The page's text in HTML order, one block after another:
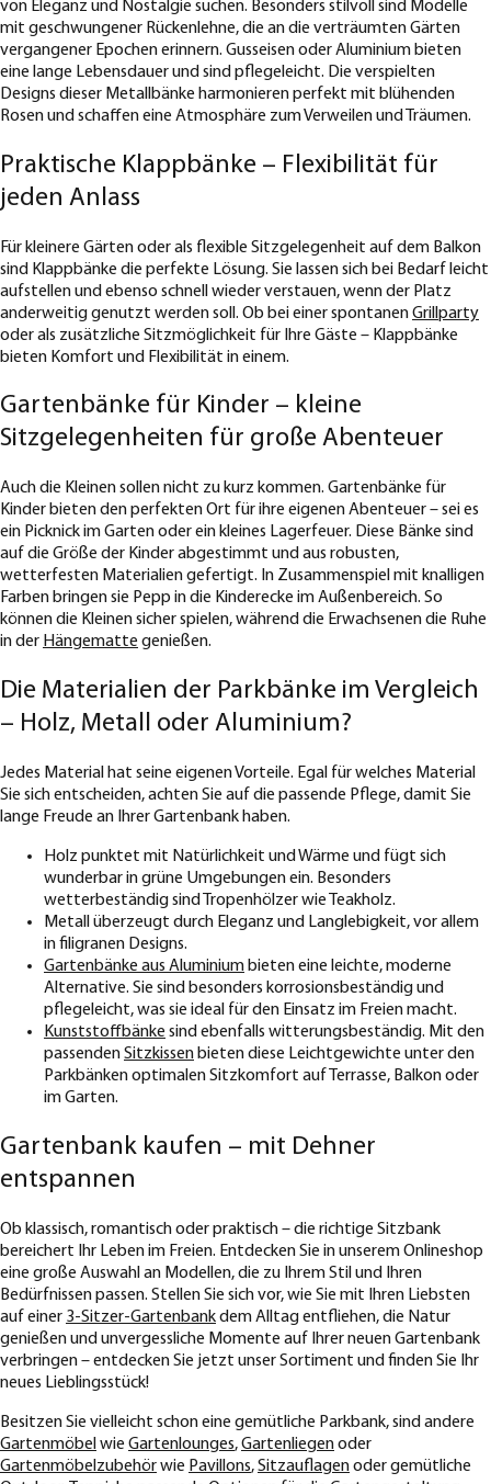
von Eleganz und Nostalgie suchen. Besonders stilvoll sind Modelle
mit geschwungener Rückenlehne, die an die verträumten Gärten
vergangener Epochen erinnern. Gusseisen oder Aluminium bieten
eine lange Lebensdauer und sind pflegeleicht. Die verspielten
Designs dieser Metallbänke harmonieren perfekt mit blühenden
Rosen und schaffen eine Atmosphäre zum Verweilen und Träumen.
Praktische Klappbänke – Flexibilität für
jeden Anlass
Für kleinere Gärten oder als flexible Sitzgelegenheit auf dem Balkon
sind Klappbänke die perfekte Lösung. Sie lassen sich bei Bedarf leicht
aufstellen und ebenso schnell wieder verstauen, wenn der Platz
anderweitig genutzt werden soll. Ob bei einer spontanenGrillparty
oder als zusätzliche Sitzmöglichkeit für Ihre Gäste – Klappbänke
bieten Komfort und Flexibilität in einem.
Gartenbänke für Kinder – kleine
Sitzgelegenheiten für große Abenteuer
Auch die Kleinen sollen nicht zu kurz kommen. Gartenbänke für
Kinder bieten den perfekten Ort für ihre eigenen Abenteuer – sei es
ein Picknick im Garten oder ein kleines Lagerfeuer. Diese Bänke sind
auf die Größe der Kinder abgestimmt und aus robusten,
wetterfesten Materialien gefertigt. In Zusammenspiel mit knalligen
Farben bringen sie Pepp in die Kinderecke im Außenbereich. So
können die Kleinen sicher spielen, während die Erwachsenen die Ruhe
in der Hängematte genießen.
Die Materialien der Parkbänke im Vergleich
– Holz, Metall oder Aluminium?
Jedes Material hat seine eigenen Vorteile. Egal für welches Material
Sie sich entscheiden, achten Sie auf die passende Pflege, damit Sie
lange Freude an Ihrer Gartenbank haben.
Holz punktet mit Natürlichkeit und Wärme und fügt sich
wunderbar in grüne Umgebungen ein. Besonders
wetterbeständig sind Tropenhölzer wie Teakholz.
Metall überzeugt durch Eleganz und Langlebigkeit, vor allem
in filigranen Designs.
Gartenbänke aus Aluminium bieten eine leichte, moderne
Alternative. Sie sind besonders korrosionsbeständig und
pflegeleicht, was sie ideal für den Einsatz im Freien macht.
Kunststoffbänke sind ebenfalls witterungsbeständig. Mit den
passendenSitzkissen bieten diese Leichtgewichte unter den
Parkbänken optimalen Sitzkomfort auf Terrasse, Balkon oder
im Garten.
Gartenbank kaufen – mit Dehner
entspannen
Ob klassisch, romantisch oder praktisch – die richtige Sitzbank
bereichert Ihr Leben im Freien. Entdecken Sie in unserem Onlineshop
eine große Auswahl an Modellen, die zu Ihrem Stil und Ihren
Bedürfnissen passen. Stellen Sie sich vor, wie Sie mit Ihren Liebsten
auf einer 3-Sitzer-Gartenbankdem Alltag entfliehen, die Natur
genießen und unvergessliche Momente auf Ihrer neuen Gartenbank
verbringen – entdecken Sie jetzt unser Sortiment und finden Sie Ihr
neues Lieblingsstück!
Besitzen Sie vielleicht schon eine gemütliche Parkbank, sind andere
Gartenmöbel wie Gartenlounges,Gartenliegenoder
Gartenmöbelzubehörwie Pavillons,Sitzauflagenoder gemütliche